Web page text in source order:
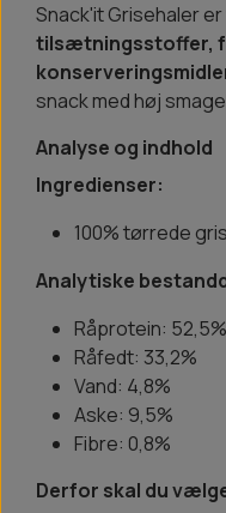
Snack'it Grisehaler
tilsætningsstoffer,
snack med høj
Analyse og indhold
Ingredienser:
100% tørrede
Analytiske
Råprotein: 52,5%
Råfedt: 33,2%
Vand: 4,8%
Aske: 9,5%
Fibre: 0,8%
Derfor skal du